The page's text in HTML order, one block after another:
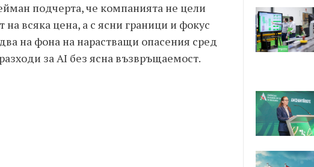
подчерта, че компанията не цели
на всяка цена, а с ясни граници и фокус
на фона на нарастващи опасения сред
за AI без ясна възвръщаемост.